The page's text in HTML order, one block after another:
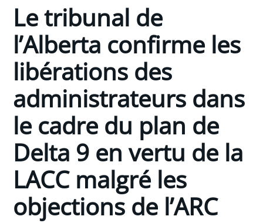
Le tribunal de
l’Alberta confirme les
libérations des
administrateurs dans
le cadre du plan de
Delta 9 en vertu de la
LACC malgré les
objections de l’ARC